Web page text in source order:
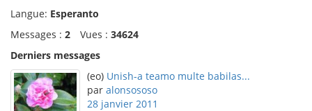
Langue: Esperanto
Messages : 2 Vues : 34624
Derniers messages
(eo) Unish-a teamo multe babilas...
par alonsososo
28 janvier 2011